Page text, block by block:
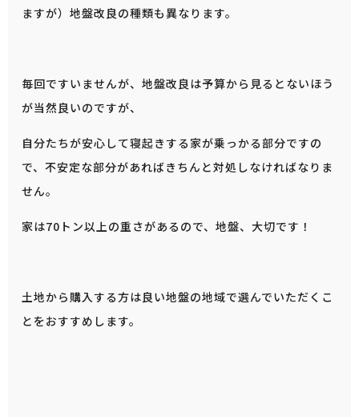
ますが）地盤改良の種類も異なります。
毎回ですいませんが、地盤改良は予算から見るとないほう
が当然良いのですが、
自分たちが安心して寝起きする家が乗っかる部分ですの
で、不安定な部分があればきちんと対処しなければなりま
せん。
家は70トン以上の重さがあるので、地盤、大切です！
土地から購入する方は良い地盤の地域で選んでいただくこ
とをおすすめします。